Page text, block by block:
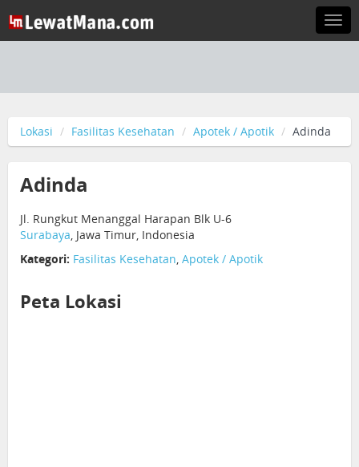
Lokasi Fasilitas Kesehatan Apotek / Apotik Adinda
Adinda
Jl. Rungkut Menanggal Harapan Blk U-6
Surabaya, Jawa Timur, Indonesia
Kategori: Fasilitas Kesehatan, Apotek / Apotik
Peta Lokasi